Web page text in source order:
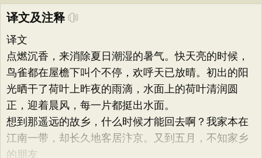
译文及注释
译文
点燃沉香，来消除夏日潮湿的暑气。快天亮的时候，
鸟雀都在屋檐下叫个不停，欢呼天已放晴。初出的阳
光晒干了荷叶上昨夜的雨滴，水面上的荷叶清润圆
正，迎着晨风，每一片都挺出水面。
想到那遥远的故乡，什么时候才能回去啊？我家本在
江南一带，却长久地客居汴京。又到五月，不知家乡
的朋友